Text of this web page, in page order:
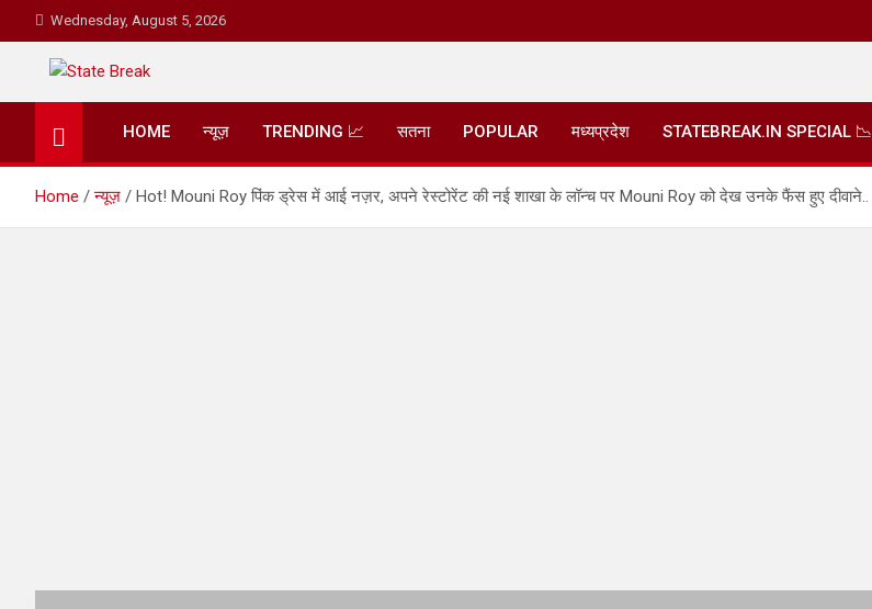
to
content
Wednesday, August 5, 2026
State Break
HOME न्यूज़ TRENDING 📈 सतना POPULAR मध्यप्रदेश STATEBREAK.IN SPECIAL 📉
Home न्यूज़ Hot! Mouni Roy पिंक ड्रेस में आई नज़र, अपने रेस्टोरेंट की नई शाखा के लॉन्च पर Mouni Roy को देख उनके फैंस हुए दीवाने..